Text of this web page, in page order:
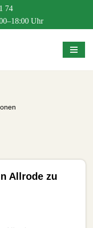
74
Uhr
Allrode zu